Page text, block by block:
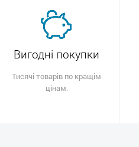
Вигодні покупки
Тисячі товарів по кращім
цінам.